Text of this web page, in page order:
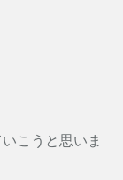
こうと思いま